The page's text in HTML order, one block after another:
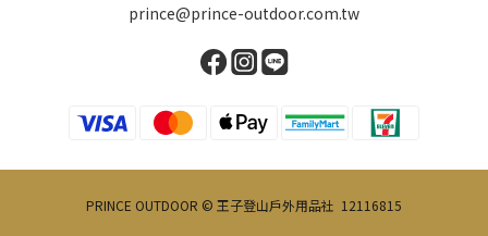
prince@prince-outdoor.com.tw
PRINCE OUTDOOR © 王子登山戶外用品社 12116815